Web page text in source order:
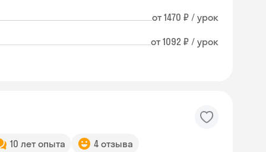
от 1470 ₽ / урок
от 1092 ₽ / урок
10 лет опыта 4 отзыва